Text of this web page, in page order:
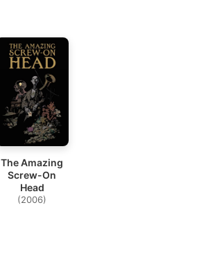
The Amazing
Screw-On
Head
(2006)